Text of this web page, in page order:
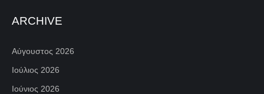
ARCHIVE
Αύγουστος 2026
Ιούλιος 2026
Ιούνιος 2026